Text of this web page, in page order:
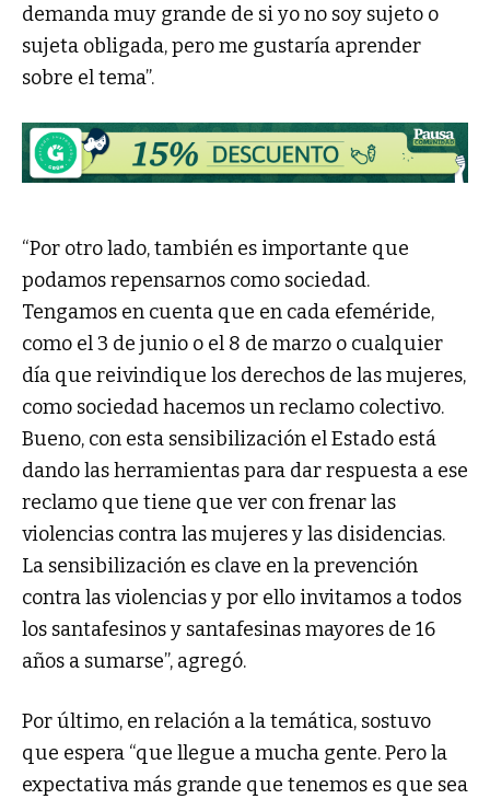
demanda muy grande de si yo no soy sujeto o
sujeta obligada, pero me gustaría aprender
sobre el tema”.
“Por otro lado, también es importante que
podamos repensarnos como sociedad.
Tengamos en cuenta que en cada efeméride,
como el 3 de junio o el 8 de marzo o cualquier
día que reivindique los derechos de las mujeres,
como sociedad hacemos un reclamo colectivo.
Bueno, con esta sensibilización el Estado está
dando las herramientas para dar respuesta a ese
reclamo que tiene que ver con frenar las
violencias contra las mujeres y las disidencias.
La sensibilización es clave en la prevención
contra las violencias y por ello invitamos a todos
los santafesinos y santafesinas mayores de 16
años a sumarse”, agregó.
Por último, en relación a la temática, sostuvo
que espera “que llegue a mucha gente. Pero la
expectativa más grande que tenemos es que sea